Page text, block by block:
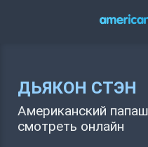
ДЬЯКОН СТЭН
Американский
смотреть онлайн